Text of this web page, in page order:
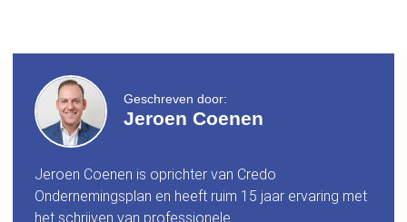
Geschreven door:
Jeroen Coenen
Jeroen Coenen is oprichter van Credo
Ondernemingsplan en heeft ruim 15 jaar ervaring met
het schrijven van professionele